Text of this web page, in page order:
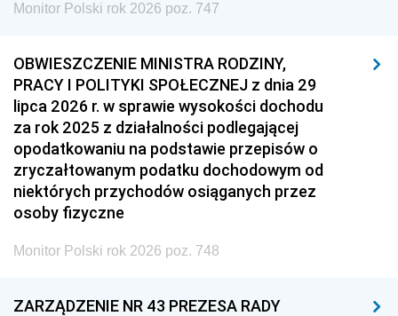
Monitor Polski rok 2026 poz. 747
OBWIESZCZENIE MINISTRA RODZINY,
PRACY I POLITYKI SPOŁECZNEJ z dnia 29
lipca 2026 r. w sprawie wysokości dochodu
za rok 2025 z działalności podlegającej
opodatkowaniu na podstawie przepisów o
zryczałtowanym podatku dochodowym od
niektórych przychodów osiąganych przez
osoby fizyczne
Monitor Polski rok 2026 poz. 748
ZARZĄDZENIE NR 43 PREZESA RADY